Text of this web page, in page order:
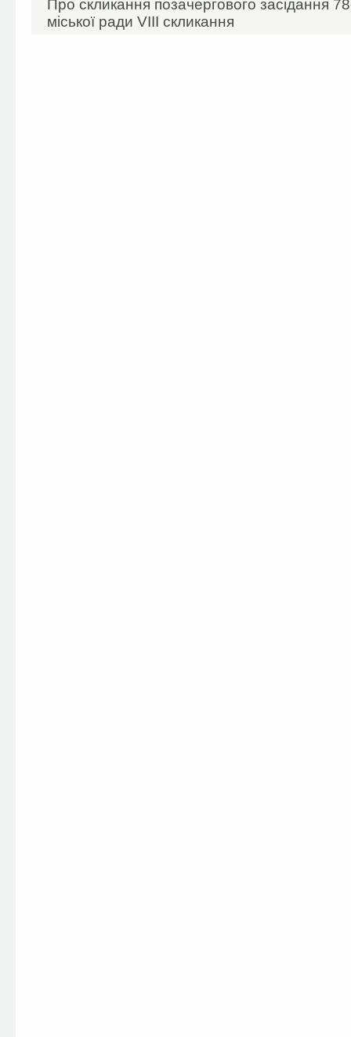
Про скликання позачергового засідання 78-
міської ради VIIІ скликання